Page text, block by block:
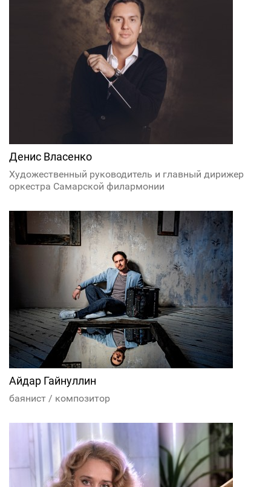
Денис Власенко
Художественный руководитель и главный дирижер
оркестра Самарской филармонии
Айдар Гайнуллин
баянист / композитор